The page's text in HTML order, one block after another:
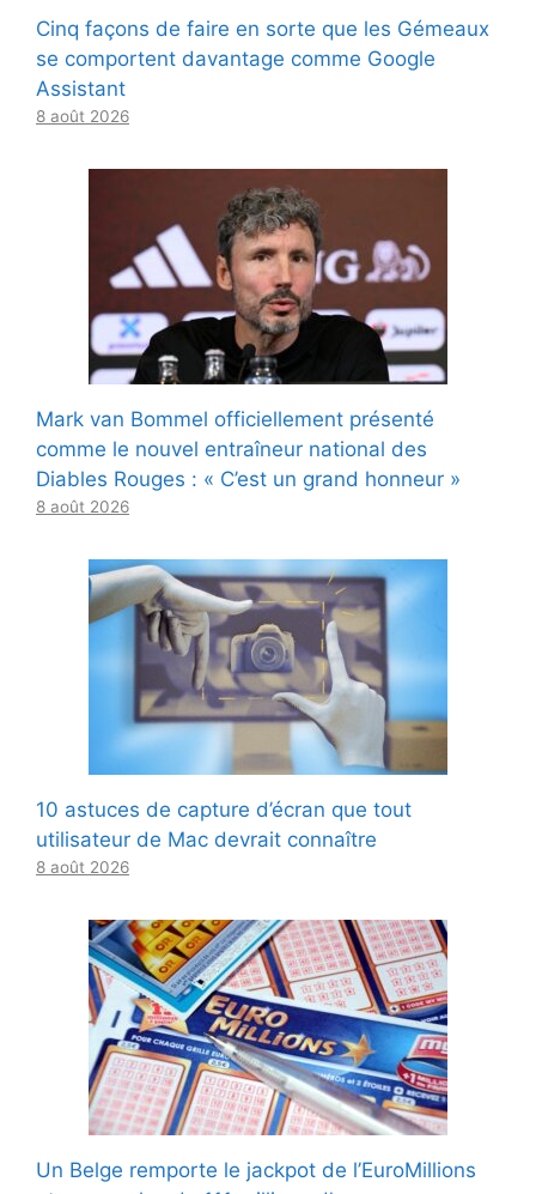
Cinq façons de faire en sorte que les Gémeaux
se comportent davantage comme Google
Assistant
8 août 2026
Mark van Bommel officiellement présenté
comme le nouvel entraîneur national des
Diables Rouges : « C’est un grand honneur »
8 août 2026
10 astuces de capture d’écran que tout
utilisateur de Mac devrait connaître
8 août 2026
Un Belge remporte le jackpot de l’EuroMillions